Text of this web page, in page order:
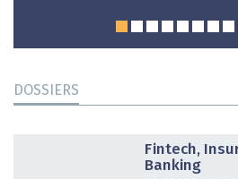
DOSSIERS
Fintech,
Banking